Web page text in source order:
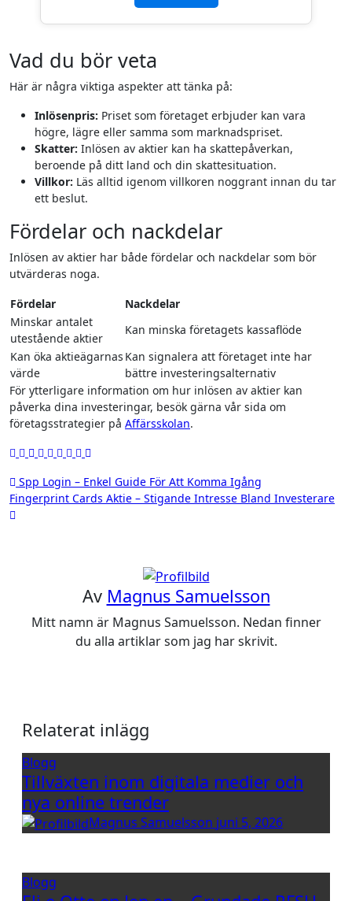
Vad du bör veta
Här är några viktiga aspekter att tänka på:
Inlösenpris: Priset som företaget erbjuder kan vara
högre, lägre eller samma som marknadspriset.
Skatter: Inlösen av aktier kan ha skattepåverkan,
beroende på ditt land och din skattesituation.
Villkor: Läs alltid igenom villkoren noggrant innan du tar
ett beslut.
Fördelar och nackdelar
Inlösen av aktier har både fördelar och nackdelar som bör
utvärderas noga.
Fördelar
Nackdelar
Minskar antalet
utestående aktier
Kan minska företagets kassaflöde
Kan öka aktieägarnas
värde
Kan signalera att företaget inte har
bättre investeringsalternativ
För ytterligare information om hur inlösen av aktier kan
påverka dina investeringar, besök gärna vår sida om
företagsstrategier på Affärsskolan.
Inläggsnavigering
Spp Login – Enkel Guide För Att Komma Igång
Fingerprint Cards Aktie – Stigande Intresse Bland Investerare
Av Magnus Samuelsson
Mitt namn är Magnus Samuelsson. Nedan finner
du alla artiklar som jag har skrivit.
Relaterat inlägg
Blogg
Tillväxten inom digitala medier och
nya online trender
Magnus Samuelsson juni 5, 2026
Blogg